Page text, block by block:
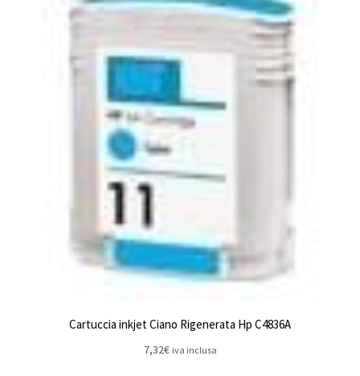
Cartuccia inkjet Ciano Rigenerata Hp C4836A
7,32€ iva inclusa